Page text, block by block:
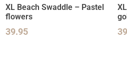
XL Beach Swaddle – Pastel
flowers
39.95